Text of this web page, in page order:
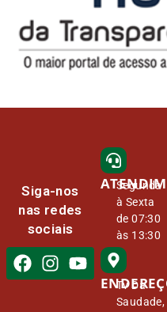
Siga-nos
nas redes
sociais
Segunda
à Sexta
de 07:30
às 13:30
Tv Da
Saudade,